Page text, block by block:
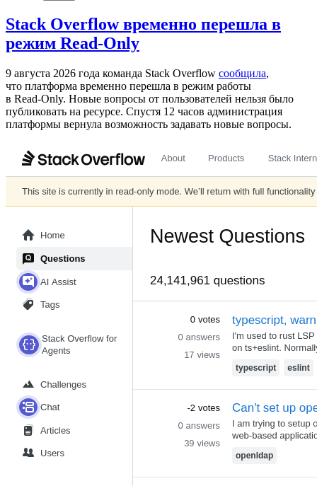
Stack Overflow временно перешла в
режим Read-Only
9 августа 2026 года команда Stack Overflow сообщила,
что платформа временно перешла в режим работы
в Read‑Only. Новые вопросы от пользователей нельзя было
публиковать на ресурсе. Спустя 12 часов администрация
платформы вернула возможность задавать новые вопросы.